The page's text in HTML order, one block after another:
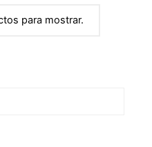
para mostrar.